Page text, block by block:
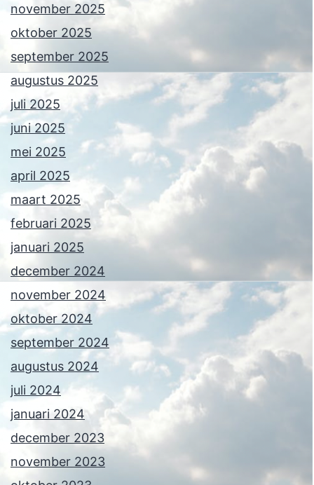
november 2025
oktober 2025
september 2025
augustus 2025
juli 2025
juni 2025
mei 2025
april 2025
maart 2025
februari 2025
januari 2025
december 2024
november 2024
oktober 2024
september 2024
augustus 2024
juli 2024
januari 2024
december 2023
november 2023